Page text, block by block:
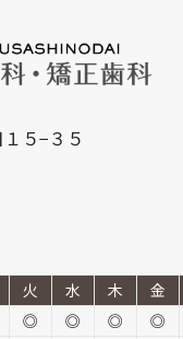
５−３５
火 水 木 金
◎ ◎ ◎ ◎